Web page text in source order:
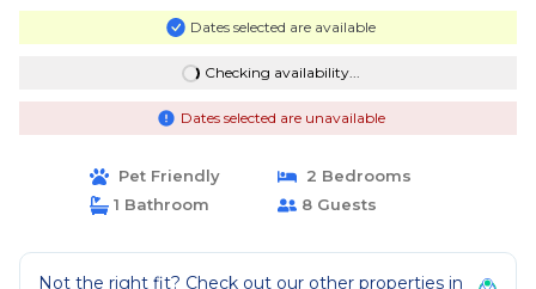
Dates selected are available
Checking availability...
Dates selected are unavailable
Pet Friendly
2 Bedrooms
1 Bathroom
8 Guests
Not the right fit? Check out our other properties in